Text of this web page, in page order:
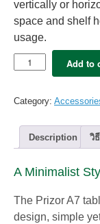
vertically or
space and shelf
usage.
10x
Food
Tags
Tags
Prizor
quantity
Add to
Category:
Description วิ
A Minimalist
The Prizor A7
design, simple